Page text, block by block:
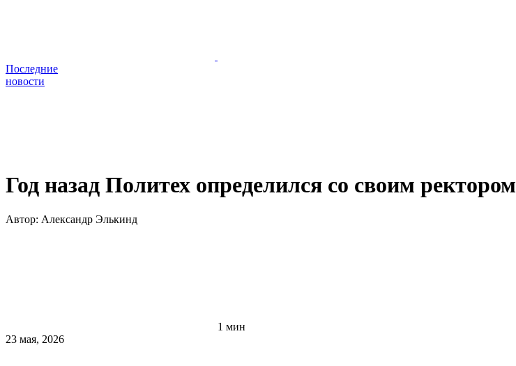
Последние
новости
Год назад Политех определился со своим ректором
Автор: Александр Элькинд
1 мин
23 мая, 2026